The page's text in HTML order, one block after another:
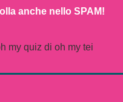
anche nello SPAM!